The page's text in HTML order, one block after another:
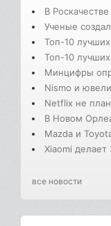
В
Ученые
Топ-10
Топ-10
Минцифры
Nismo и
Netflix не
В Новом
Mazda и
Xiaomi
все новости